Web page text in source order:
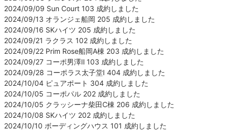
2024/09/09 Sun Court 103 成約しました
2024/09/13 オランジェ船岡 205 成約しました
2024/09/16 SKハイツ 205 成約しました
2024/09/21 ラクラス 102 成約しました
2024/09/22 Prim Rose船岡A棟 203 成約しました
2024/09/27 コーポ男澤Ⅱ 103 成約しました
2024/09/28 コーポラス太子堂Ⅰ 404 成約しました
2024/10/04 ピュアポート 304 成約しました
2024/10/05 コーポパル 202 成約しました
2024/10/05 クラッシーナ柴田C棟 206 成約しました
2024/10/08 SKハイツ 202 成約しました
2024/10/10 ボーディングハウス 101 成約しました